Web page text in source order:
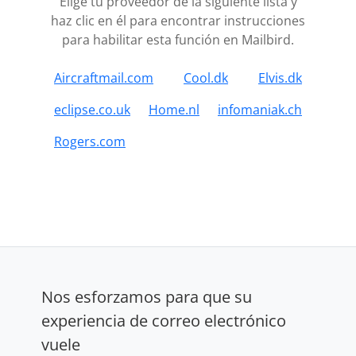
haz clic en él para encontrar instrucciones
para habilitar esta función en Mailbird.
Aircraftmail.com Cool.dk
Elvis.dk
eclipse.co.uk
Home.nl
infomaniak.ch
Rogers.com
Nos esforzamos para que su
experiencia de correo electrónico
vuele